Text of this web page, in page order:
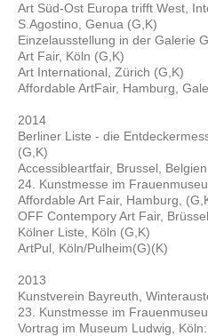
Art Süd-Ost Europa trifft West,
S.Agostino, Genua (G,K)
Einzelausstellung in der Galerie
Art Fair, Köln (G,K)
Art International, Zürich (G,K)
Affordable ArtFair, Hamburg,
2014
Berliner Liste - die
(G,K)
Accessibleartfair, Brussel,
24. Kunstmesse im
Affordable Art Fair, Hamburg,
OFF Contempory Art Fair,
Kölner Liste, Köln (G,K)
ArtPul, Köln/Pulheim(G)(K)
2013
Kunstverein Bayreuth,
23. Kunstmesse im
Vortrag im Museum Ludwig,